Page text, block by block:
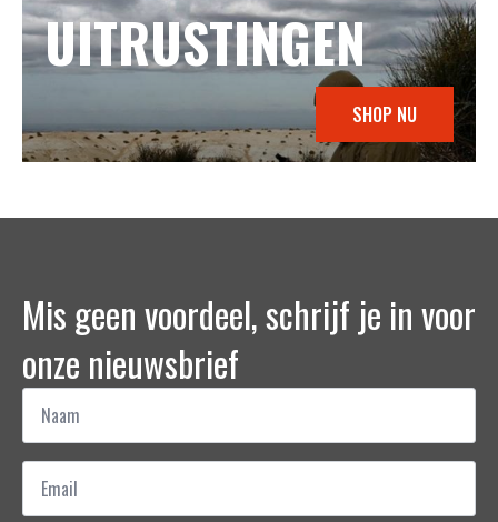
UITRUSTINGEN
SHOP NU
Mis geen voordeel, schrijf je in voor
onze nieuwsbrief
Naam
Email